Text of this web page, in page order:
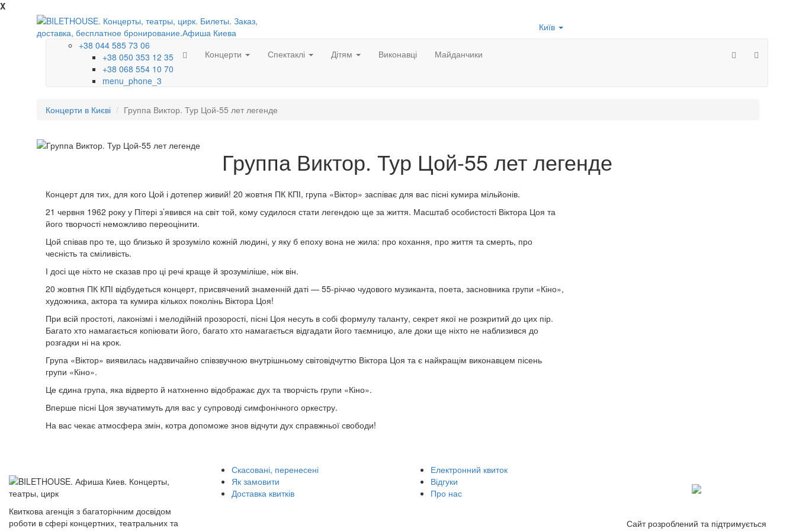
X
Київ
+38 044 585 73 06
+38 050 353 12 35
+38 068 554 10 70
menu_phone_3
Концерти Спектаклі Дітям Виконавці Майданчики
Концерти в Києві Группа Виктор. Тур Цой-55 лет легенде
Группа Виктор. Тур Цой-55 лет легенде
Концерт для тих, для кого Цой і дотепер живий! 20 жовтня ПК КПІ, група «Віктор» заспіває для вас пісні кумира мільйонів.
21 червня 1962 року у Пітері з’явився на світ той, кому судилося стати легендою ще за життя. Масштаб особистості Віктора Цоя та
його творчості неможливо переоцінити.
Цой співав про те, що близько й зрозуміло кожній людині, у яку б епоху вона не жила: про кохання, про життя та смерть, про
чесність та сміливість.
І досі ще ніхто не сказав про ці речі краще й зрозуміліше, ніж він.
20 жовтня ПК КПІ відбудеться концерт, присвячений знаменній даті — 55-річчю чудового музиканта, поета, засновника групи «Кіно»,
художника, актора та кумира кількох поколінь Віктора Цоя!
При всій простоті, лаконізмі і мелодійній прозорості, пісні Цоя несуть в собі формулу таланту, секрет якої не розкритий до цих пір.
Багато хто намагається копіювати його, багато хто намагається відгадати його таємницю, але доки ще ніхто не наблизився до
розгадки ні на крок.
Група «Віктор» виявилась надзвичайно співзвучною внутрішньому світовідчуттю Віктора Цоя та є найкращім виконавцем пісень
групи «Кіно».
Це єдина група, яка відверто й натхненно відображає дух та творчість групи «Кіно».
Вперше пісні Цоя звучатимуть для вас у супроводі симфонічного оркестру.
На вас чекає атмосфера змін, котра допоможе знов відчути дух справжньої свободи!
Квиткова агенція з багаторічним досвідом
роботи в сфері концертних, театральних та
Скасовані, перенесені
Як замовити
Доставка квитків
Електронний квиток
Відгуки
Про нас
Сайт розроблений та підтримується